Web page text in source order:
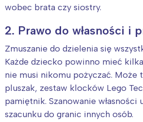
wobec brata czy siostry.
2. Prawo do własności i
Zmuszanie do dzielenia się
Każde dziecko powinno mieć
nie musi nikomu pożyczać. Może
pluszak, zestaw klocków Lego
pamiętnik. Szanowanie własności
szacunku do granic innych osób.
Interesują mnie
tego
Warszawa
Łódź